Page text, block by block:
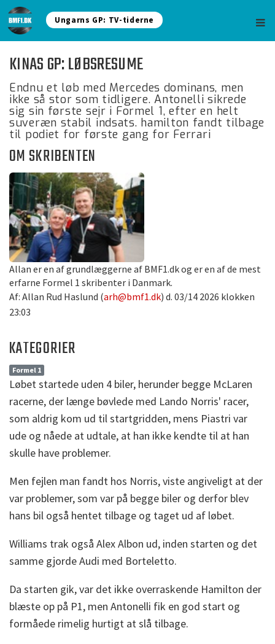
Ungarns GP: TV-tiderne
KINAS GP: LØBSRESUME
Endnu et løb med Mercedes dominans, men
ikke så stor som tidligere. Antonelli sikrede
sig sin første sejr i Formel 1, efter en helt
suveræn stabil indsats. hamilton fandt tilbage
til podiet for første gang for Ferrari
OM SKRIBENTEN
Allan er en af grundlæggerne af BMF1.dk og er en af de mest
erfarne Formel 1 skribenter i Danmark.
Af: Allan Rud Haslund (arh@bmf1.dk) d. 03/14 2026 klokken
23:03
KATEGORIER
Formel 1
Løbet startede uden 4 biler, herunder begge McLaren
racerne, der længe bøvlede med Lando Norris' racer,
som aldrig kom ud til startgridden, mens Piastri var
ude og nåede at udtale, at han ikke kendte til at han
skulle have problemer.
Men fejlen man fandt hos Norris, viste angiveligt at der
var problemer, som var på begge biler og derfor blev
hans bil også hentet tilbage og taget ud af løbet.
Williams trak også Alex Albon ud, inden starten og det
samme gjorde Audi med Borteletto.
Da starten gik, var det ikke overraskende Hamilton der
blæste op på P1, men Antonelli fik en god start og
formåede rimelig hurtigt at slå tilbage.